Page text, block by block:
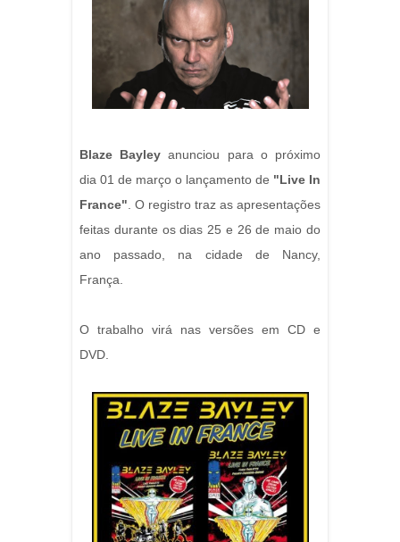
Blaze Bayley anunciou para o próximo
dia 01 de março o lançamento de "Live In
France" . O registro traz as apresentações
feitas durante os dias 25 e 26 de maio do
ano passado, na cidade de Nancy,
França.
O trabalho virá nas versões em CD e
DVD.